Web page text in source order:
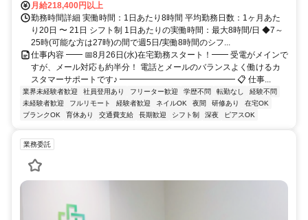
月給218,400円以上
勤務時間詳細 実働時間：1日あたり8時間 平均勤務日数：1ヶ月あた
り20日 〜 21日 シフト制 1日あたりの実働時間：最大8時間/日 ◆7～
25時(可能な方は27時)の間で週5日/実働8時間のシフ...
仕事内容 ━━ 📅8月26日(水)在宅勤務スタート！━━ 受電がメインで
すが、メール対応も約半分！ 電話とメールのバランスよく働けるカ
スタマーサポートです♪ ━━━━━━━━━━━━━━ 📋 仕事...
業界未経験者歓迎 社員登用あり フリーター歓迎 学歴不問 転勤なし
経験不問
未経験者歓迎
フルリモート 経験者歓迎 ネイルOK 夜間 研修あり
在宅OK
ブランクOK
育休あり 交通費支給 長期歓迎 シフト制 深夜 ピアスOK
業務委託